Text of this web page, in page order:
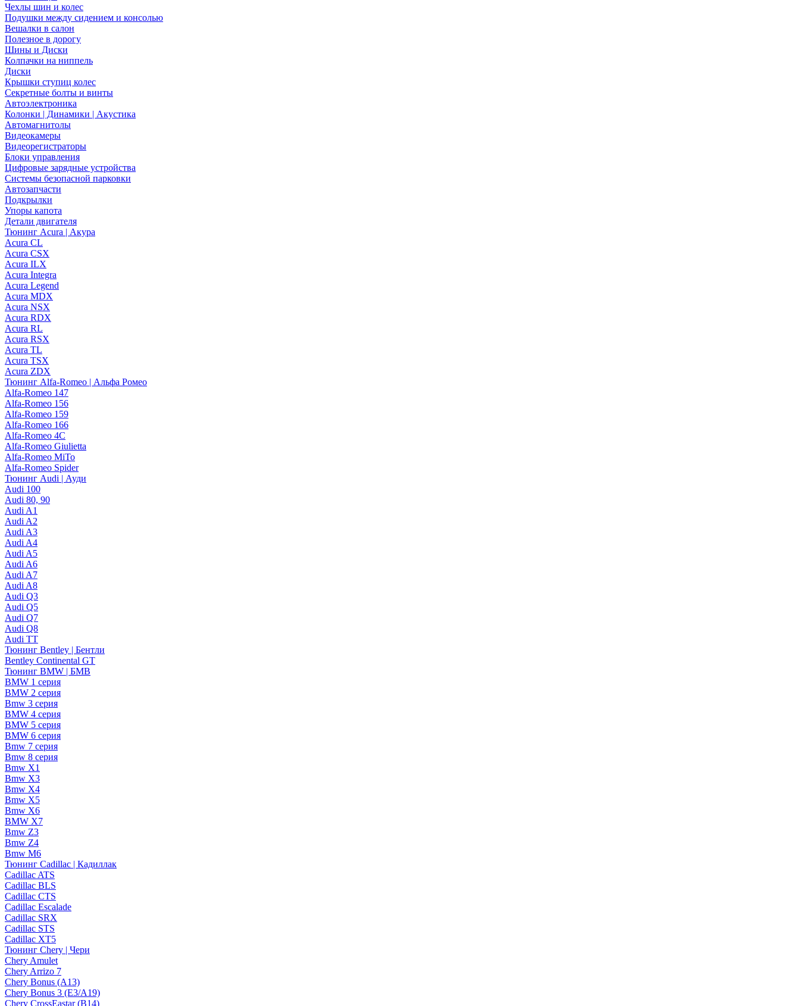
Чехлы шин и колес
Подушки между сидением и консолью
Вешалки в салон
Полезное в дорогу
Шины и Диски
Колпачки на ниппель
Диски
Крышки ступиц колес
Секретные болты и винты
Автоэлектроника
Колонки | Динамики | Акустика
Автомагнитолы
Видеокамеры
Видеорегистраторы
Блоки управления
Цифровые зарядные устройства
Системы безопасной парковки
Автозапчасти
Подкрылки
Упоры капота
Детали двигателя
Тюнинг Acura | Акура
Acura CL
Acura CSX
Acura ILX
Acura Integra
Acura Legend
Acura MDX
Acura NSX
Acura RDX
Acura RL
Acura RSX
Acura TL
Acura TSX
Acura ZDX
Тюнинг Alfa-Romeo | Альфа Ромео
Alfa-Romeo 147
Alfa-Romeo 156
Alfa-Romeo 159
Alfa-Romeo 166
Alfa-Romeo 4C
Alfa-Romeo Giulietta
Alfa-Romeo MiTo
Alfa-Romeo Spider
Тюнинг Audi | Ауди
Audi 100
Audi 80, 90
Audi A1
Audi A2
Audi A3
Audi A4
Audi A5
Audi A6
Audi A7
Audi A8
Audi Q3
Audi Q5
Audi Q7
Audi Q8
Audi TT
Тюнинг Bentley | Бентли
Bentley Continental GT
Тюнинг BMW | БМВ
BMW 1 серия
BMW 2 серия
Bmw 3 серия
BMW 4 серия
BMW 5 серия
BMW 6 серия
Bmw 7 серия
Bmw 8 серия
Bmw X1
Bmw X3
Bmw X4
Bmw X5
Bmw X6
BMW X7
Bmw Z3
Bmw Z4
Bmw М6
Тюнинг Cadillac | Кадиллак
Cadillac ATS
Cadillac BLS
Cadillac CTS
Cadillac Escalade
Cadillac SRX
Cadillac STS
Cadillac XT5
Тюнинг Chery | Чери
Chery Amulet
Chery Arrizo 7
Chery Bonus (A13)
Chery Bonus 3 (E3/A19)
Chery CrossEastar (B14)